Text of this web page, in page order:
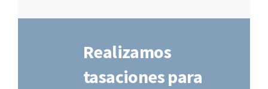
Realizamos
tasaciones para